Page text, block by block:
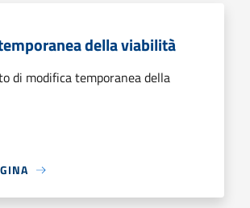
della viabilità
di modifica temporanea della